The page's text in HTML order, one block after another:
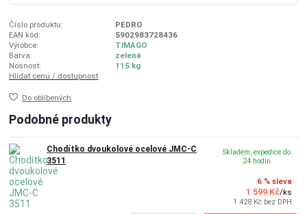
Číslo produktu:
PEDRO
EAN kód:
5902983728436
Výrobce:
TIMAGO
Barva:
zelená
Nosnost:
115 kg
Hlídat cenu / dostupnost
Do oblíbených
Podobné produkty
Chodítko dvoukolové ocelové JMC-C
3511
6 % sleva
1 599 Kč/ks
1 428 Kč bez DPH
Skladem, expedice do
24 hodin